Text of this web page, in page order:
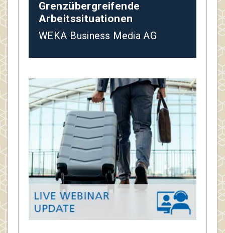
Grenzübergreifende
Arbeitssituationen
WEKA Business Media AG